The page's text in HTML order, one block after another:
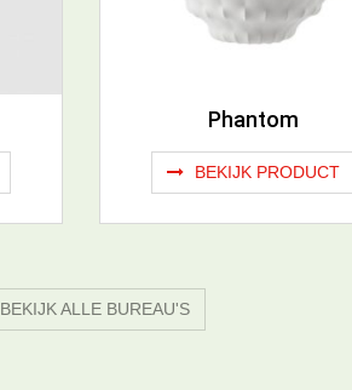
Phantom
BEKIJK PRODUCT
BEKIJK ALLE BUREAU'S